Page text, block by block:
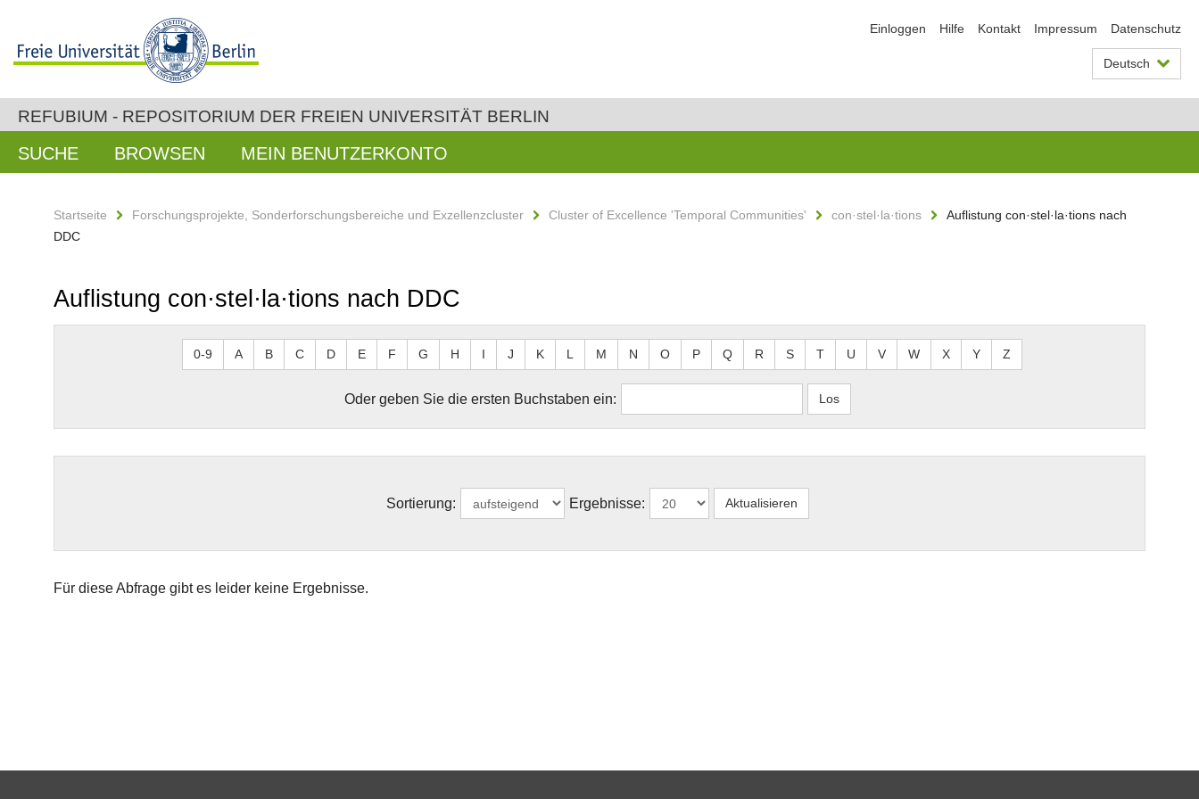
Einloggen Hilfe Kontakt Impressum Datenschutz
Deutsch
REFUBIUM - REPOSITORIUM DER FREIEN UNIVERSITÄT BERLIN
SUCHE BROWSEN MEIN BENUTZERKONTO
Startseite Forschungsprojekte, Sonderforschungsbereiche und Exzellenzcluster Cluster of Excellence 'Temporal Communities' con·stel·la·tions
Auflistung con·stel·la·tions nach
DDC
Auflistung con·stel·la·tions nach DDC
0-9 A B C D E F G H I J K L M N O P Q R S T U V W X Y Z
Oder geben Sie die ersten Buchstaben ein:
Sortierung: Ergebnisse:
Für diese Abfrage gibt es leider keine Ergebnisse.